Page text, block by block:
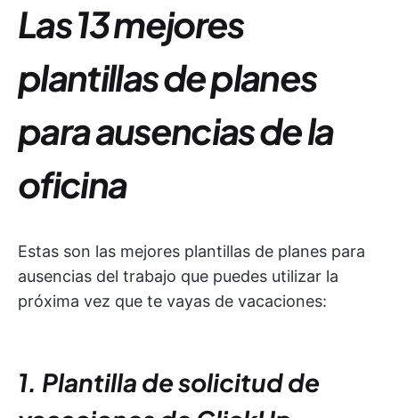
Las 13 mejores
plantillas de planes
para ausencias de la
oficina
Estas son las mejores plantillas de planes para
ausencias del trabajo que puedes utilizar la
próxima vez que te vayas de vacaciones:
1. Plantilla de solicitud de